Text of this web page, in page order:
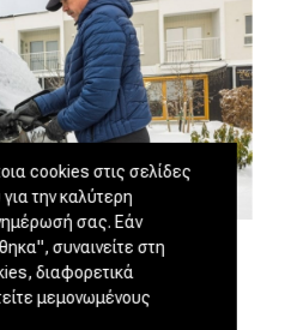
drive: Porsche
cookies στις σελίδες
την καλύτερη
σας. Εάν
συναινείτε στη
διαφορετικά
μεμονωμένους